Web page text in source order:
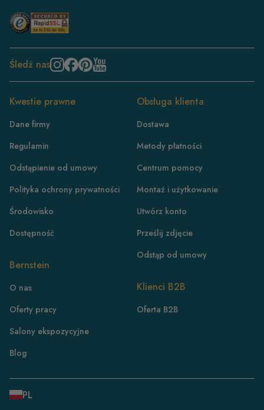
Śledź nas
Kwestie prawne
Dane firmy
Regulamin
Odstąpienie od umowy
Polityka ochrony prywatności
Środowisko
Dostępność
Bernstein
O nas
Oferty pracy
Salony ekspozycyjne
Blog
Obsługa klienta
Dostawa
Metody płatności
Centrum pomocy
Montaż i użytkowanie
Utwórz konto
Prześlij zdjęcie
Odstąp od umowy
Klienci B2B
Oferta B2B
PL
DE
FR
CH/DE